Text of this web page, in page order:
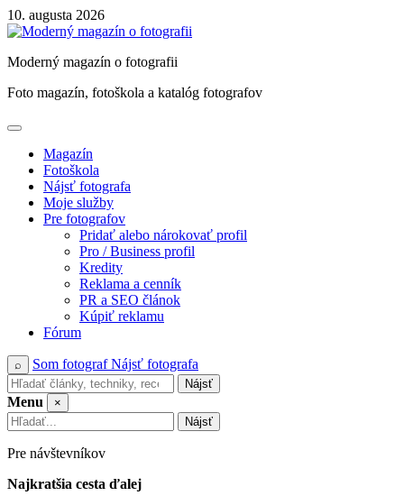
Skip
to
10. augusta 2026
Moderný magazín o fotografii
Foto magazín, fotoškola a katalóg fotografov
Magazín
Fotoškola
Nájsť fotografa
Moje služby
Pre fotografov
Pridať alebo nárokovať profil
Pro / Business profil
Kredity
Reklama a cenník
PR a SEO článok
Kúpiť reklamu
Fórum
⌕ Som fotografNájsť fotografa
Nájsť
Menu
×
Nájsť
Pre návštevníkov
Najkratšia cesta ďalej